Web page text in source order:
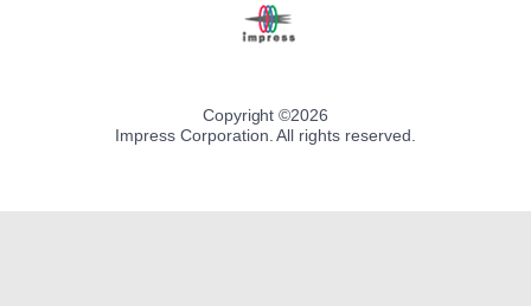
Copyright ©2026
Impress Corporation. All rights reserved.